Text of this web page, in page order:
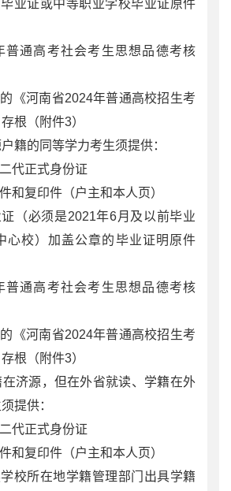
业证或中等职业学校毕业证原件
普通高考社会考生思想品德考核
《河南省2024年普通高校招生考
根（附件3）
户籍的同等学力考生须提供：
代正式身份证
和复印件（户主和本人页）
（必须是2021年6月及以前毕业
心校）加盖公章的毕业证明原件
普通高考社会考生思想品德考核
《河南省2024年普通高校招生考
根（附件3）
在济源，但在外省就读、学籍在外
提供：
代正式身份证
和复印件（户主和本人页）
校所在地学籍管理部门出具学籍